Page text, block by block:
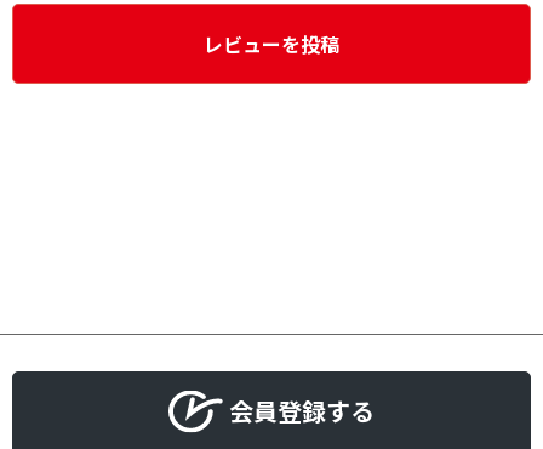
レビューを投稿
会員登録する